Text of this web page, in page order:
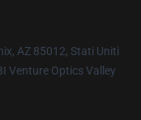
AZ 85012, Stati Uniti
Venture Optics Valley